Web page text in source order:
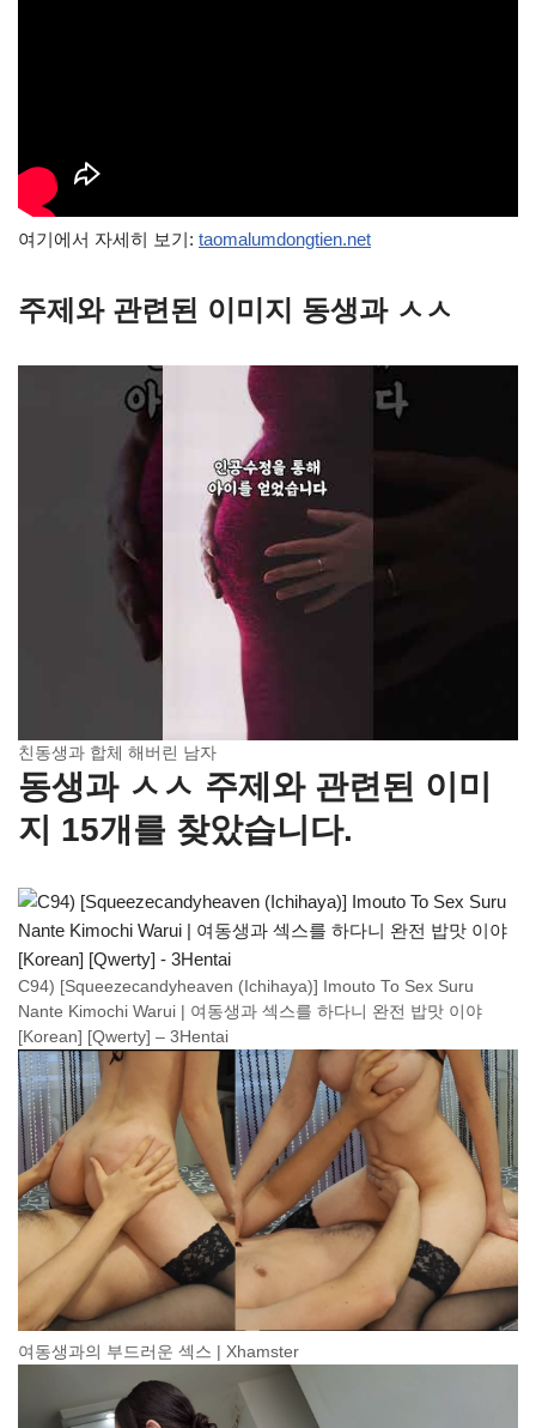
여기에서 자세히 보기: taomalumdongtien.net
주제와 관련된 이미지 동생과 ㅅㅅ
친동생과 합체 해버린 남자
동생과 ㅅㅅ 주제와 관련된 이미
지 15개를 찾았습니다.
C94) [Squeezecandyheaven (Ichihaya)] Imouto To Sex Suru
Nante Kimochi Warui | 여동생과 섹스를 하다니 완전 밥맛 이야
[Korean] [Qwerty] – 3Hentai
여동생과의 부드러운 섹스 | Xhamster